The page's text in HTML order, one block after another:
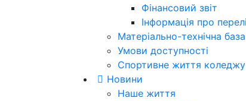
Фінансовий звіт
Інформація про
Матеріально-технічна база
Умови доступності
Спортивне життя коледжу
Новини
Наше життя